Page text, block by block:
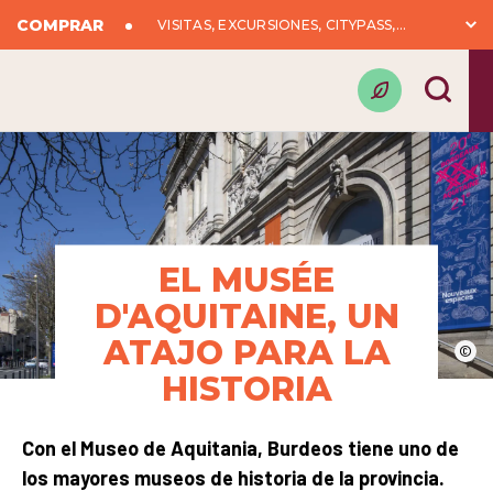
COMPRAR VISITAS, EXCURSIONES, CITYPASS,...
©
EL MUSÉE
D'AQUITAINE, UN
ATAJO PARA LA
HISTORIA
Con el Museo de Aquitania, Burdeos tiene uno de
los mayores museos de historia de la provincia.